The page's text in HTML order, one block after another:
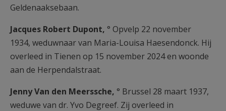
Geldenaaksebaan.
Jacques Robert Dupont, ° Opvelp 22 november
1934, weduwnaar van Maria-Louisa Haesendonck. Hij
overleed in Tienen op 15 november 2024 en woonde
aan de Herpendalstraat.
Jenny Van den Meerssche, ° Brussel 28 maart 1937,
weduwe van dr. Yvo Degreef. Zij overleed in